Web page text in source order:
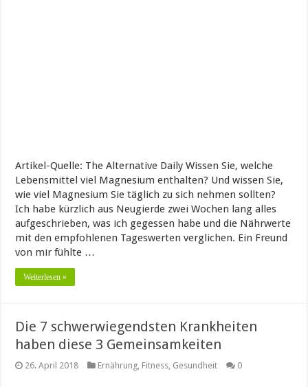
Artikel-Quelle: The Alternative Daily Wissen Sie, welche
Lebensmittel viel Magnesium enthalten? Und wissen Sie,
wie viel Magnesium Sie täglich zu sich nehmen sollten?
Ich habe kürzlich aus Neugierde zwei Wochen lang alles
aufgeschrieben, was ich gegessen habe und die Nährwerte
mit den empfohlenen Tageswerten verglichen. Ein Freund
von mir fühlte …
Weiterlesen »
Die 7 schwerwiegendsten Krankheiten
haben diese 3 Gemeinsamkeiten
26. April 2018 Ernährung Fitness Gesundheit 0